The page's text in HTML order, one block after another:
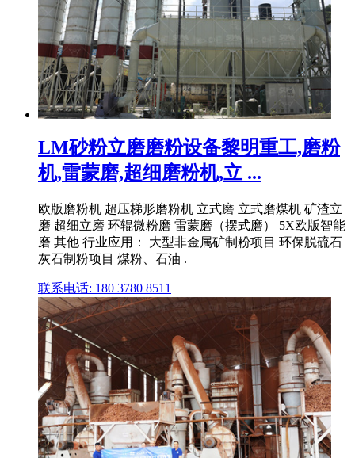
LM砂粉立磨磨粉设备黎明重工,磨粉
机,雷蒙磨,超细磨粉机,立 ...
欧版磨粉机 超压梯形磨粉机 立式磨 立式磨煤机 矿渣立
磨 超细立磨 环辊微粉磨 雷蒙磨（摆式磨） 5X欧版智能
磨 其他 行业应用： 大型非金属矿制粉项目 环保脱硫石
灰石制粉项目 煤粉、石油 .
联系电话: 180 3780 8511